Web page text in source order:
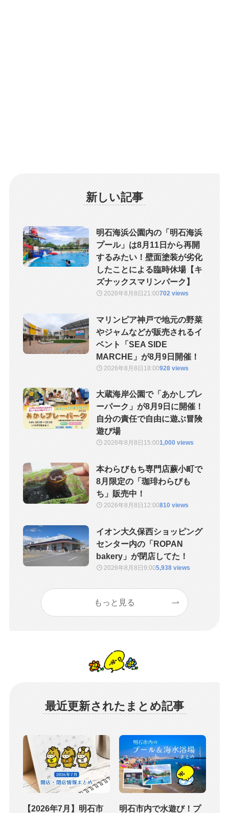
新しい記事
明石海浜公園内の「明石海浜
プール」は8月11日から再開
するみたい！壁面塗装が劣化
したことによる臨時休場【キ
ズナックスマリンパーク】
2026年8月8日 21:00702 views
マリンピア神戸で地元の野菜
やジャムなどが販売されるイ
ベント「SEA SIDE
MARCHE」が8月9日開催！
2026年8月8日 18:00928 views
大蔵海岸公園で「あかしプレ
ーパーク」が8月9日に開催！
自分の責任で自由に遊ぶ冒険
遊び場
2026年8月8日 15:001,000 views
本わらびもち専門店蕨小町で
8月限定の「珈琲わらびも
ち」販売中！
2026年8月8日 12:00810 views
イオン大久保西ショッピング
センター内の「ROPAN
bakery」が閉店してた！
2026年8月8日9:005,938 views
もっと見る
最近更新されたまとめ記事
【2026年7月】明石市 明石市内で水遊び！プ